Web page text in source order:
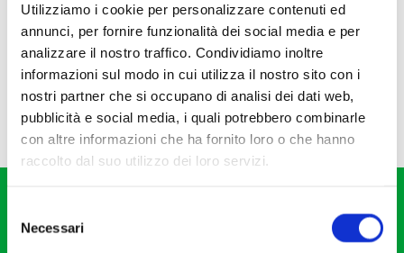
Utilizziamo i cookie per personalizzare contenuti ed
annunci, per fornire funzionalità dei social media e per
analizzare il nostro traffico. Condividiamo inoltre
informazioni sul modo in cui utilizza il nostro sito con i
nostri partner che si occupano di analisi dei dati web,
pubblicità e social media, i quali potrebbero combinarle
con altre informazioni che ha fornito loro o che hanno
raccolto dal suo utilizzo dei loro servizi.
delNecessari